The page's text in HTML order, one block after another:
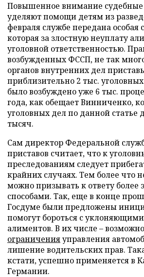
Повышенное внимание
уделяют помощи детям из
февраля службе передана особая
которая за злостную неуплату
уголовной ответственностью.
возбужденных ФССП, не так
органов внутренних дел
приблизительно 2 тыс.
было возбуждено уже 6 тыс.
года, как обещает Винниченко,
уголовных дел по данной статье
тысяч.
Сам директор Федеральной
приставов считает, что к
преследованиям следует
крайних случаях. Тем более что
можно призывать к ответу
способами. Так, еще в конце
Госдуме были предложены
помогут бороться с
алиментов. В их числе –
ограниченияуправления
лишение водительских прав.
кстати, успешно применяется в
Германии.